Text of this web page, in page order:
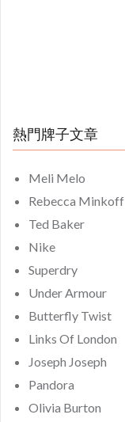
熱門牌子文章
Meli Melo
Rebecca Minkoff
Ted Baker
Nike
Superdry
Under Armour
Butterfly Twist
Links Of London
Joseph Joseph
Pandora
Olivia Burton